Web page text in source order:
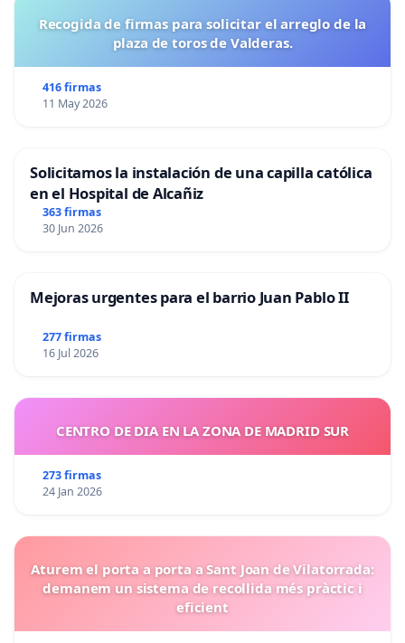
Recogida de firmas para solicitar el arreglo de la
plaza de toros de Valderas.
416 firmas
11 May 2026
Solicitamos la instalación de una capilla católica
en el Hospital de Alcañiz
363 firmas
30 Jun 2026
Mejoras urgentes para el barrio Juan Pablo II
277 firmas
16 Jul 2026
CENTRO DE DIA EN LA ZONA DE MADRID SUR
273 firmas
24 Jan 2026
Aturem el porta a porta a Sant Joan de Vilatorrada:
demanem un sistema de recollida més pràctic i
eficient